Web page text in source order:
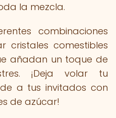
la mezcla.
combinaciones
cristales comestibles
añadan un toque de
¡Deja volar tu
a tus invitados con
de azúcar!